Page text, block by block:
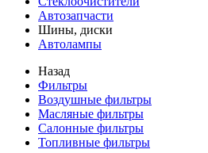
Автозапчасти
Шины, диски
Автолампы
Назад
Фильтры
Воздушные фильтры
Масляные фильтры
Салонные фильтры
Топливные фильтры